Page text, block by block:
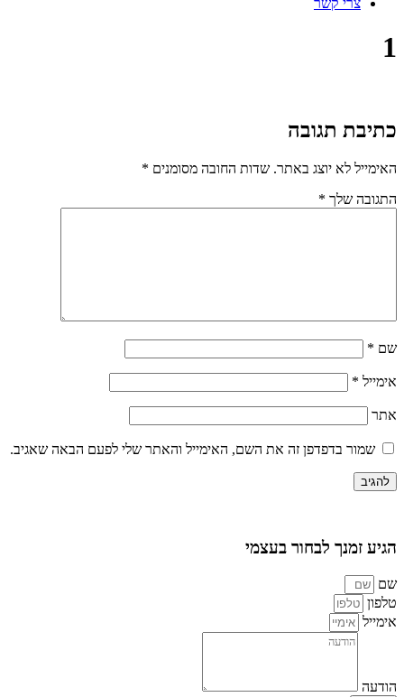
צרי קשר
1
כתיבת תגובה
האימייל לא יוצג באתר. שדות החובה מסומנים *
התגובה שלך *
שם *
אימייל *
אתר
שמור בדפדפן זה את השם, האימייל והאתר שלי לפעם הבאה שאגיב.
הגיע זמנך לבחור בעצמי
שם
טלפון
אימייל
הודעה